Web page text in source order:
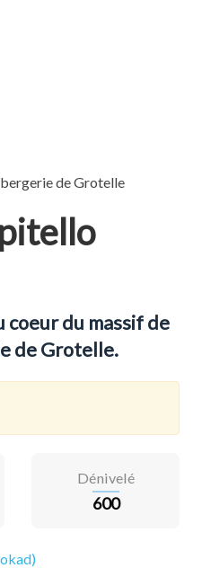
de Grotelle
coeur du massif de
de Grotelle.
Dénivelé
600